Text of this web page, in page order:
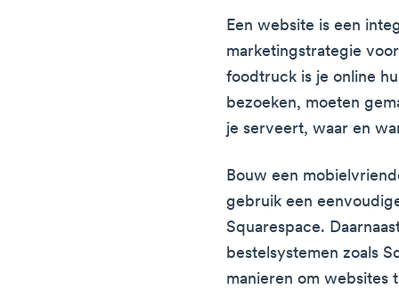
Een website is een
marketingstrategie
foodtruck is je online
bezoeken, moeten
je serveert, waar en
Bouw een
gebruik een
Squarespace.
bestelsystemen zoals
manieren om websites